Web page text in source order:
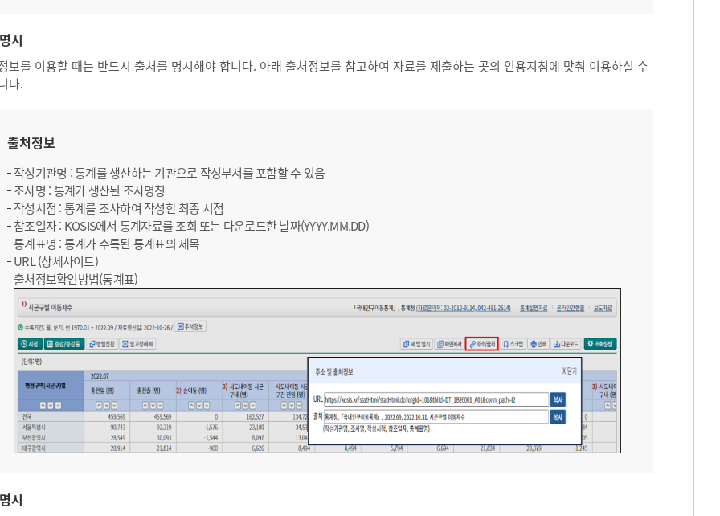
시
보를 이용할 때는 반드시 출처를 명시해야 합니다. 아래 출처정보를 참고하여 자료를 제출하는 곳의 인용지침에 맞춰 이용하실 수
다.
출처정보
작성기관명 : 통계를 생산하는 기관으로 작성부서를 포함할 수 있음
조사명 : 통계가 생산된 조사명칭
작성시점 : 통계를 조사하여 작성한 최종 시점
참조일자 : KOSIS에서 통계자료를 조회 또는 다운로드한 날짜(YYYY.MM.DD)
통계표명 : 통계가 수록된 통계표의 제목
URL (상세사이트)
출처정보확인방법(통계표)
시